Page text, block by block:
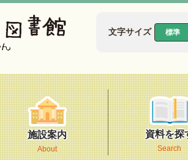
文字サイズ 標準
施設案内
About
資料を探
Search